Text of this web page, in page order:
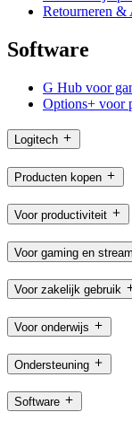
Retourneren &
Software
G Hub voor
Options+ voor
Logitech
Producten kopen
Voor productiviteit
Voor gaming en
Voor zakelijk gebruik
Voor onderwijs
Ondersteuning
Software